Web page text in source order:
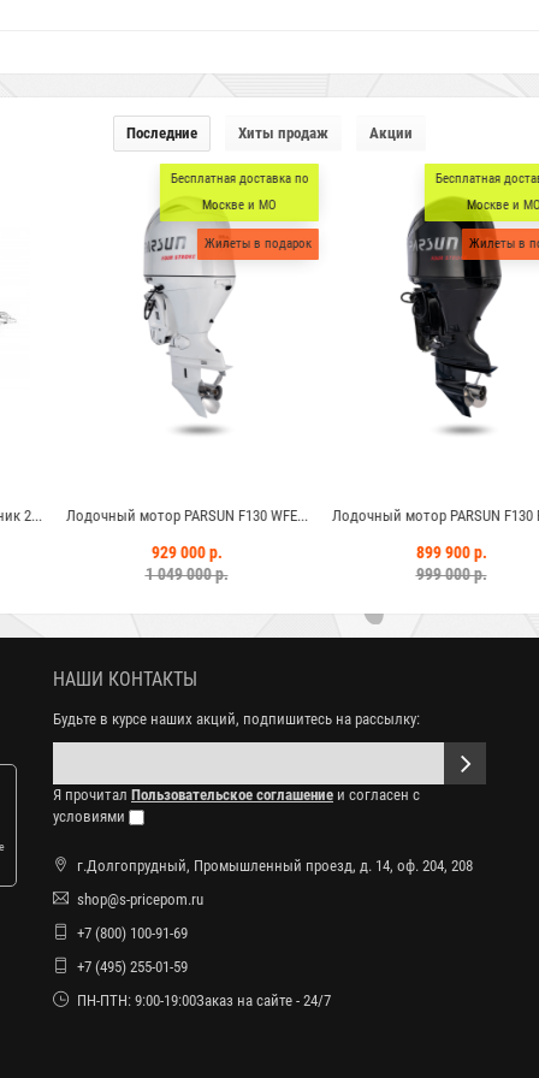
Последние Хиты продаж Акции
F130 WFE...
Бесплатная доставка по
Жилеты в подарок
Лодочный мотор PARSUN F130 FEX... Лодочный мотор
НАШИ КОНТАКТЫ
Будьте в курсе наших акций, подпишитесь на рассылку:
Я прочитал Пользовательское соглашение и согласен с
условиями
г.Долгопрудный, Промышленный проезд, д. 14, оф. 204, 208
shop@s-pricepom.ru
+7 (800) 100-91-69
+7 (495) 255-01-59
ПН-ПТН: 9:00-19:00Заказ на сайте - 24/7